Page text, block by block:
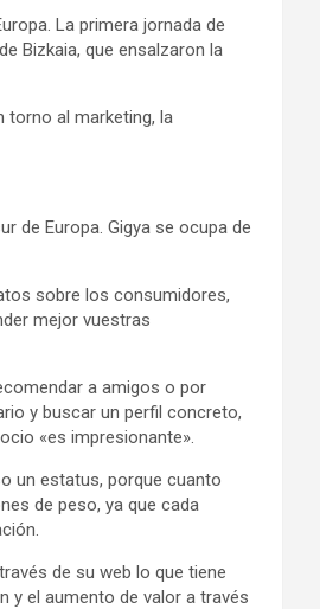
La primera jornada de
Bizkaia, que ensalzaron la
torno al marketing, la
de Europa. Gigya se ocupa de
sobre los consumidores,
mejor vuestras
a amigos o por
y buscar un perfil concreto,
«es impresionante».
un estatus, porque cuanto
de peso, ya que cada
de su web lo que tiene
y el aumento de valor a través